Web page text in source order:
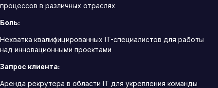
процессов в различных отраслях
Боль:
Нехватка квалифицированных IT-специалистов для работы
над инновационными проектами
Запрос клиента:
Аренда рекрутера в области IT для укрепления команды